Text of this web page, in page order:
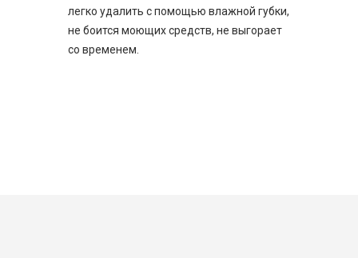
легко удалить с помощью влажной губки,
не боится моющих средств, не выгорает
со временем.